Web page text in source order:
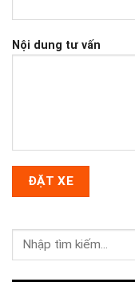
Nội dung tư vấn